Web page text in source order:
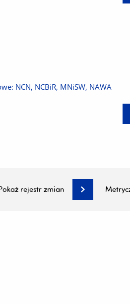
NCN, NCBiR, MNiSW, NAWA
rejestr zmian